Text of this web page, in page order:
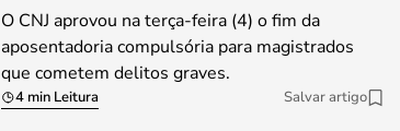
O CNJ aprovou na terça-feira (4) o fim da
aposentadoria compulsória para magistrados
que cometem delitos graves.
4 min Leitura Salvar artigo